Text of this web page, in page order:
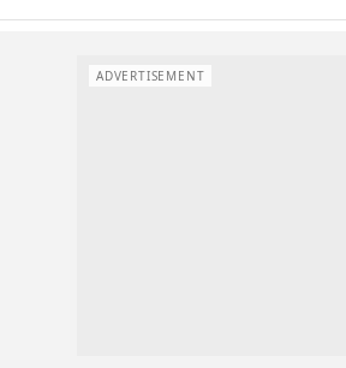
ADVERTISEMENT